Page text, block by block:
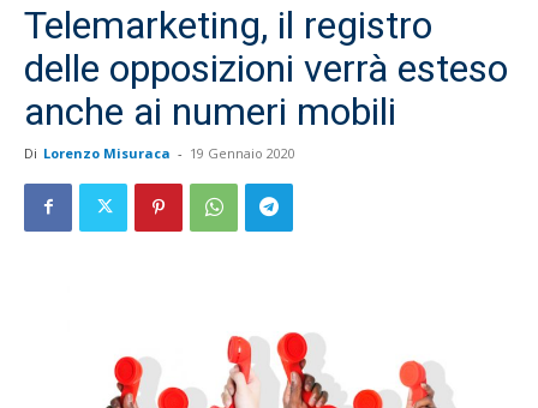
Telemarketing, il registro
delle opposizioni verrà esteso
anche ai numeri mobili
Di Lorenzo Misuraca - 19 Gennaio 2020